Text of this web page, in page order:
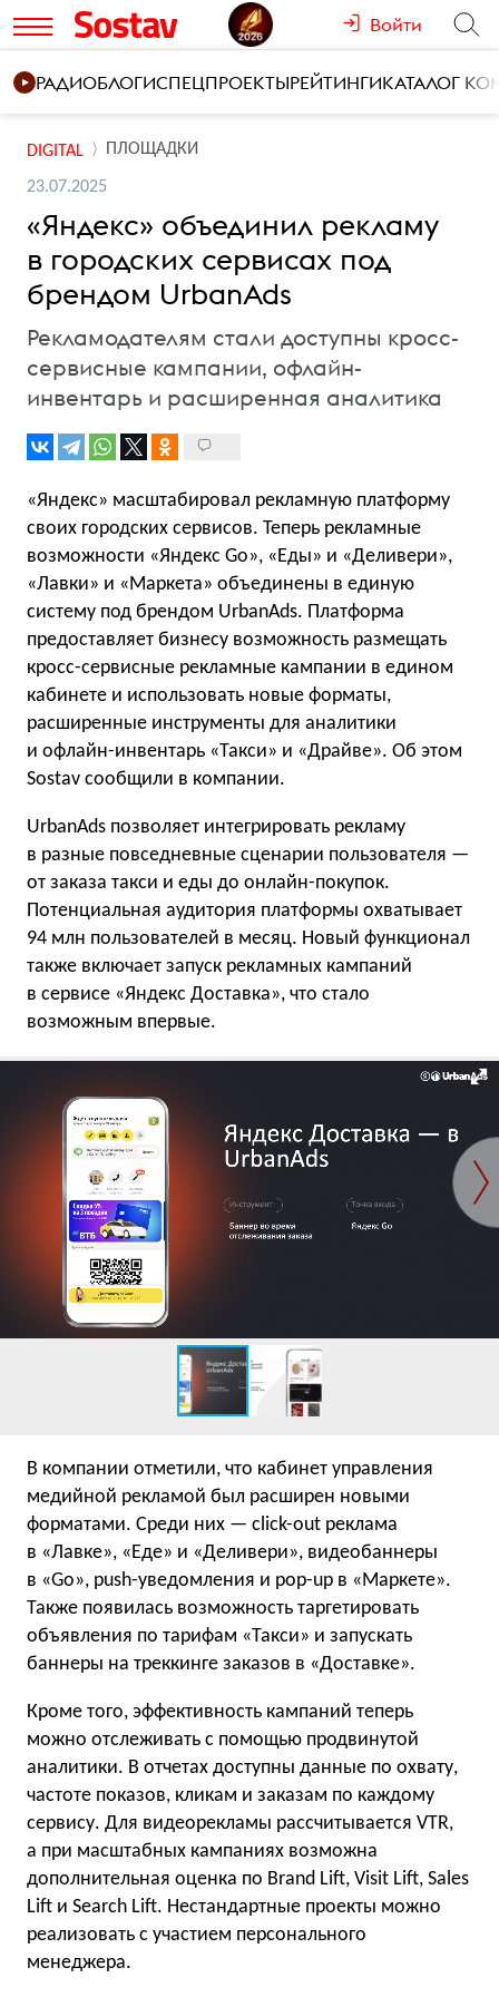
Войти
РАДИОБЛОГИСПЕЦПРОЕКТЫРЕЙТИНГИКАТАЛОГ
DIGITAL ПЛОЩАДКИ
23.07.2025
«Яндекс» объединил рекламу
в городских сервисах под
брендом UrbanAds
Рекламодателям стали доступны кросс-
сервисные кампании, офлайн-
инвентарь и расширенная аналитика
«Яндекс» масштабировал рекламную платформу
своих городских сервисов. Теперь рекламные
возможности «Яндекс Go», «Еды» и «Деливери»,
«Лавки» и «Маркета» объединены в единую
систему под брендом UrbanAds. Платформа
предоставляет бизнесу возможность размещать
кросс-сервисные рекламные кампании в едином
кабинете и использовать новые форматы,
расширенные инструменты для аналитики
и офлайн-инвентарь «Такси» и «Драйве». Об этом
Sostav сообщили в компании.
UrbanAds позволяет интегрировать рекламу
в разные повседневные сценарии пользователя —
от заказа такси и еды до онлайн-покупок.
Потенциальная аудитория платформы охватывает
94 млн пользователей в месяц. Новый функционал
также включает запуск рекламных кампаний
в сервисе «Яндекс Доставка», что стало
возможным впервые.
В компании отметили, что кабинет управления
медийной рекламой был расширен новыми
форматами. Среди них — click-out реклама
в «Лавке», «Еде» и «Деливери», видеобаннеры
в «Go», push-уведомления и pop-up в «Маркете».
Также появилась возможность таргетировать
объявления по тарифам «Такси» и запускать
баннеры на треккинге заказов в «Доставке».
Кроме того, эффективность кампаний теперь
можно отслеживать с помощью продвинутой
аналитики. В отчетах доступны данные по охвату,
частоте показов, кликам и заказам по каждому
сервису. Для видеорекламы рассчитывается VTR,
а при масштабных кампаниях возможна
дополнительная оценка по Brand Lift, Visit Lift, Sales
Lift и Search Lift. Нестандартные проекты можно
реализовать с участием персонального
менеджера.